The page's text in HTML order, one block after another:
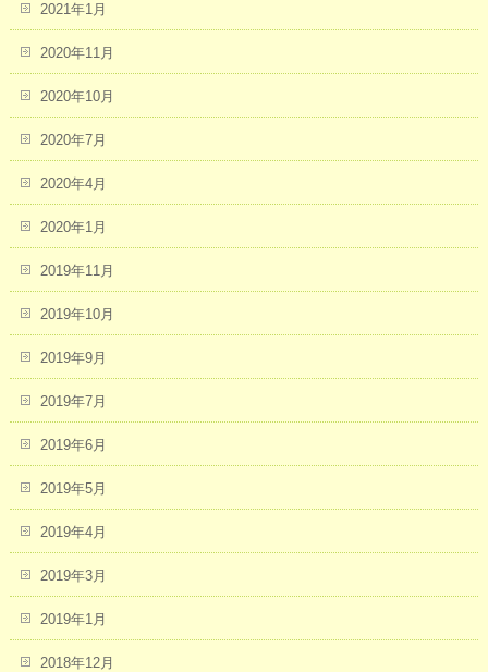
2021年1月
2020年11月
2020年10月
2020年7月
2020年4月
2020年1月
2019年11月
2019年10月
2019年9月
2019年7月
2019年6月
2019年5月
2019年4月
2019年3月
2019年1月
2018年12月